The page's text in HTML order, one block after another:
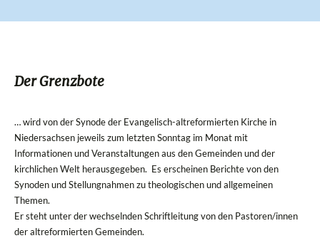
Der Grenzbote
… wird von der Synode der Evangelisch-altreformierten Kirche in
Niedersachsen jeweils zum letzten Sonntag im Monat mit
Informationen und Veranstaltungen aus den Gemeinden und der
kirchlichen Welt herausgegeben. Es erscheinen Berichte von den
Synoden und Stellungnahmen zu theologischen und allgemeinen
Themen.
Er steht unter der wechselnden Schriftleitung von den Pastoren/innen
der altreformierten Gemeinden.